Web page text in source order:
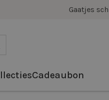
Gaatjes
Cadeaubon